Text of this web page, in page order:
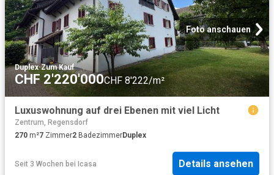
Foto anschauen
Duplex·Zum Kauf
CHF 2'220'000CHF 8'222/m²
Luxuswohnung auf drei Ebenen mit viel Licht
Zentrum, Regensdorf
270 m²7 Zimmer2 BadezimmerDuplex
Seit 3 Wochen bei Icasa Details ansehen